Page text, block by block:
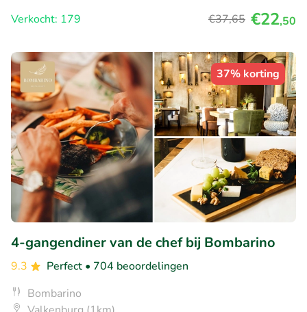
Verkocht: 179
€37,65 €22,50
37% korting
4-gangendiner van de chef bij Bombarino
9.3 Perfect • 704 beoordelingen
Bombarino